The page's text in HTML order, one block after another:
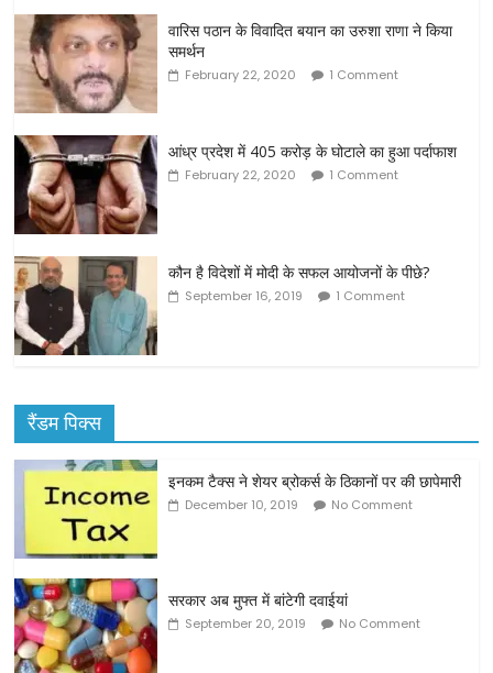
वारिस पठान के विवादित बयान का उरुशा राणा ने किया
समर्थन
February 22, 2020 1 Comment
आंध्र प्रदेश में 405 करोड़ के घोटाले का हुआ पर्दाफाश
February 22, 2020 1 Comment
कौन है विदेशों में मोदी के सफल आयोजनों के पीछे?
September 16, 2019 1 Comment
रैंडम पिक्स
इनकम टैक्स ने शेयर ब्रोकर्स के ठिकानों पर की छापेमारी
December 10, 2019 No Comment
सरकार अब मुफ्त में बांटेगी दवाईयां
September 20, 2019 No Comment